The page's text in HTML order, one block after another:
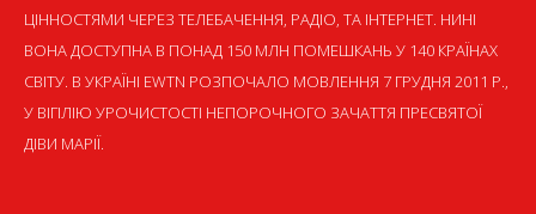
ЦІННОСТЯМИ ЧЕРЕЗ ТЕЛЕБАЧЕННЯ, РАДІО, ТА ІНТЕРНЕТ. НИНІ
ВОНА ДОСТУПНА В ПОНАД 150 МЛН ПОМЕШКАНЬ У 140 КРАЇНАХ
СВІТУ. В УКРАЇНІ EWTN РОЗПОЧАЛО МОВЛЕННЯ 7 ГРУДНЯ 2011 Р.,
У ВІГІЛІЮ УРОЧИСТОСТІ НЕПОРОЧНОГО ЗАЧАТТЯ ПРЕСВЯТОЇ
ДІВИ МАРІЇ.